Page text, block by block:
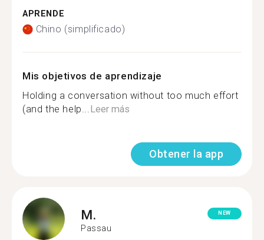
APRENDE
Chino (simplificado)
Mis objetivos de aprendizaje
Holding a conversation without too much effort
(and the help...Leer más
Obtener la app
M.
Passau
NEW